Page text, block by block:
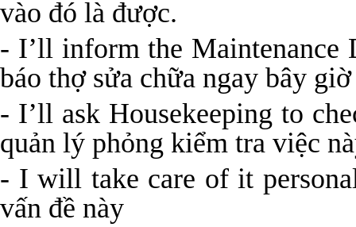
vào đó là được.
- I’ll inform the Maintenance
báo thợ sửa chữa ngay bây giờ
- I’ll ask Housekeeping to
quản lý phỏng kiểm tra việc
- I will take care of it
vấn đề này